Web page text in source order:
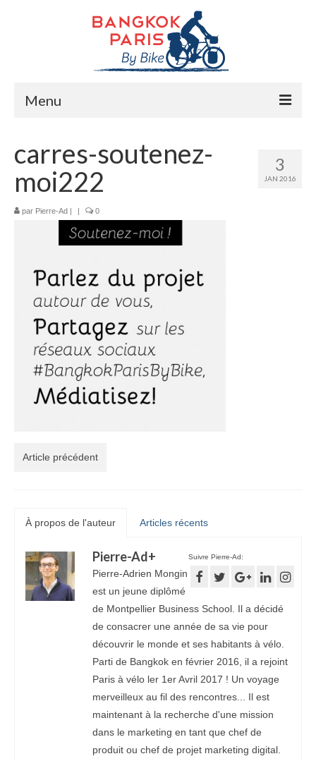
Menu
Préparation bike trip
La route
Mes rencontres
Presse
3
JAN 2016
carres-soutenez-
moi222
par Pierre-Ad | | 0
Article précédent
À propos de l'auteur Articles récents
Suivre Pierre-Ad:
Pierre-Ad+
Pierre-Adrien Mongin
est un jeune diplômé
de Montpellier Business School. Il a décidé
de consacrer une année de sa vie pour
découvrir le monde et ses habitants à vélo.
Parti de Bangkok en février 2016, il a rejoint
Paris à vélo ler 1er Avril 2017 ! Un voyage
merveilleux au fil des rencontres... Il est
maintenant à la recherche d'une mission
dans le marketing en tant que chef de
produit ou chef de projet marketing digital.